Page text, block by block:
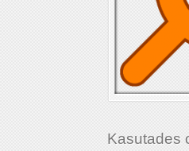
Kasutades